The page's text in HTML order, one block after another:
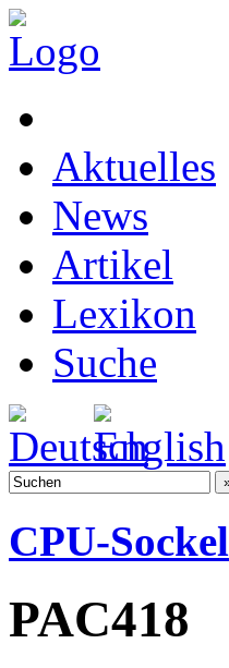
Aktuelles
News
Artikel
Lexikon
Suche
CPU-Sockel
PAC418